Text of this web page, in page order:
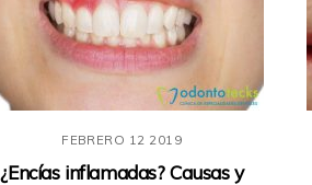
FEBRERO 12 2019
¿Encías inflamadas? Causas y